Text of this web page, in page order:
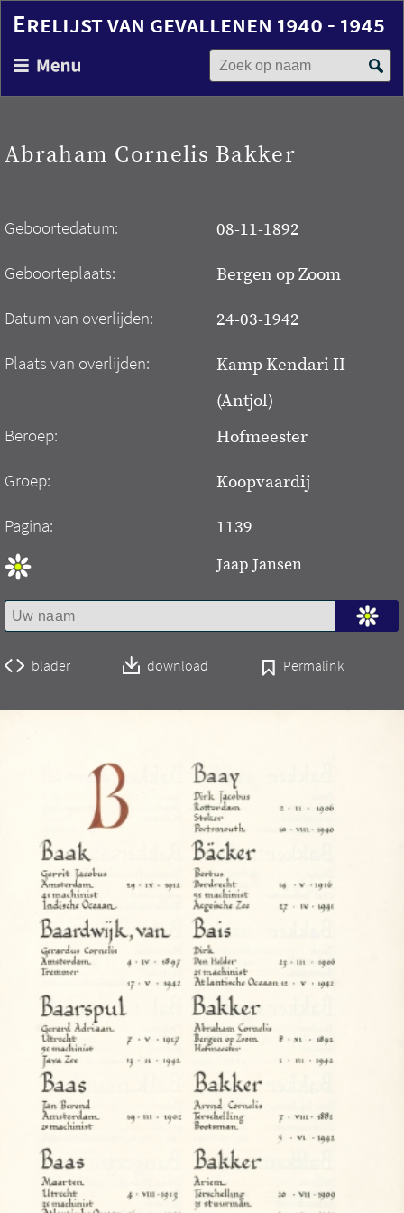
en
gaan
Erelijst van gevallenen 1940 - 1945
Zoek op naam
Abraham Cornelis Bakker
Geboortedatum: 08-11-1892
Geboorteplaats: Bergen op Zoom
Datum van overlijden: 24-03-1942
Plaats van overlijden:
Kamp Kendari II
(Antjol)
Beroep: Hofmeester
Groep: Koopvaardij
Pagina: 1139
Jaap Jansen
blader download Permalink